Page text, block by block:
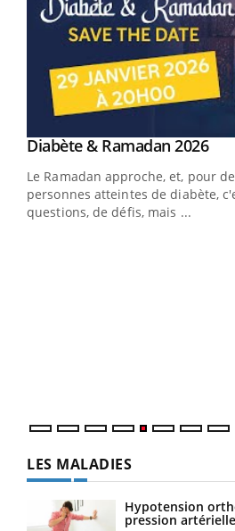
Youtube
Diabète & Ramadan 2026
Le Ramadan approche, et, pour
personnes atteintes de diabète,
questions, de défis, mais ...
LES MALADIES
Hypotension
pression